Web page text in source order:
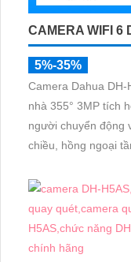
CAMERA WIFI 6
5%-35%
Camera Dahua
nhà 355° 3MP tích
người chuyển động
chiều, hồng ngoại
DMSS